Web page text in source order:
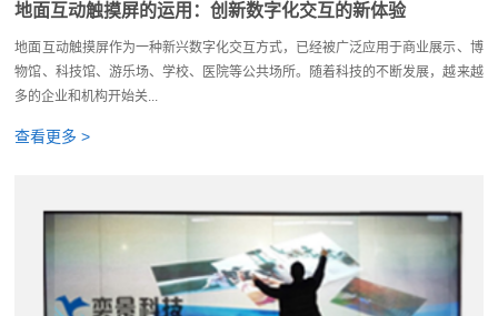
地面互动触摸屏的运用：创新数字化交互的新体验
地面互动触摸屏作为一种新兴数字化交互方式，已经被广泛应用于商业展示、博
物馆、科技馆、游乐场、学校、医院等公共场所。随着科技的不断发展，越来越
多的企业和机构开始关...
查看更多 >